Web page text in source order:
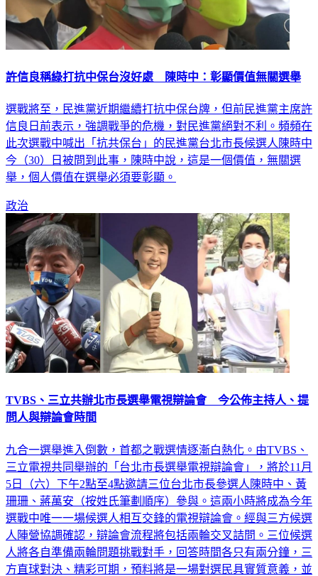
許信良稱綠打抗中保台沒好處 陳時中：彰顯價值無關選舉
選戰將至，民進黨近期繼續打抗中保台牌，但前民進黨主席許
信良日前表示，強調戰爭的危機，對民進黨絕對不利。頻頻在
此次選戰中喊出「抗共保台」的民進黨台北市長候選人陳時中
今（30）日被問到此事，陳時中說，這是一個價值，無關選
舉，個人價值在選舉必須要彰顯。
政治
TVBS、三立共辦北市長選舉電視辯論會 今公佈主持人、提
問人與辯論會時間
九合一選舉進入倒數，首都之戰選情逐漸白熱化。由TVBS、
三立電視共同舉辦的「台北市長選舉電視辯論會」，將於11月
5日（六）下午2點至4點邀請三位台北市長參選人陳時中、黃
珊珊、蔣萬安（按姓氏筆劃順序）參與。這兩小時將成為今年
選戰中唯一一場候選人相互交鋒的電視辯論會。經與三方候選
人陣營協調確認，辯論會流程將包括兩輪交叉詰問。三位候選
人將各自準備兩輪問題挑戰對手，回答時間各只有兩分鐘，三
方直球對決、精彩可期，預料將是一場對選民具實質意義，並